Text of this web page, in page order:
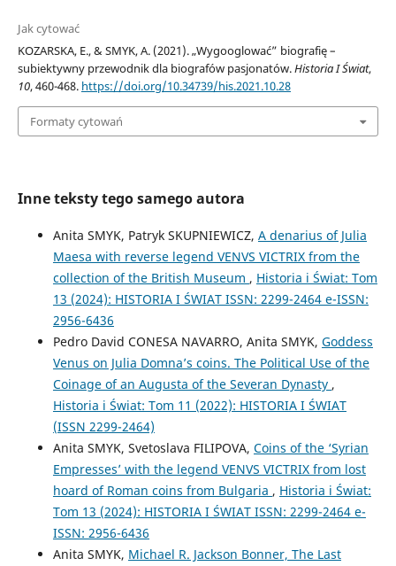
Jak cytować
KOZARSKA, E., & SMYK, A. (2021). „Wygooglować” biografię –
subiektywny przewodnik dla biografów pasjonatów.Historia I Świat,
10, 460-468. https://doi.org/10.34739/his.2021.10.28
Formaty cytowań
Inne teksty tego samego autora
Anita SMYK, Patryk SKUPNIEWICZ, A denarius of Julia
Maesa with reverse legend VENVS VICTRIX from the
collection of the British Museum , Historia i Świat: Tom
13 (2024): HISTORIA I ŚWIAT ISSN: 2299-2464 e-ISSN:
2956-6436
Pedro David CONESA NAVARRO, Anita SMYK, Goddess
Venus on Julia Domna’s coins. The Political Use of the
Coinage of an Augusta of the Severan Dynasty ,
Historia i Świat: Tom 11 (2022): HISTORIA I ŚWIAT
(ISSN 2299-2464)
Anita SMYK, Svetoslava FILIPOVA, Coins of the ‘Syrian
Empresses’ with the legend VENVS VICTRIX from lost
hoard of Roman coins from Bulgaria , Historia i Świat:
Tom 13 (2024): HISTORIA I ŚWIAT ISSN: 2299-2464 e-
ISSN: 2956-6436
Anita SMYK, Michael R. Jackson Bonner, The Last